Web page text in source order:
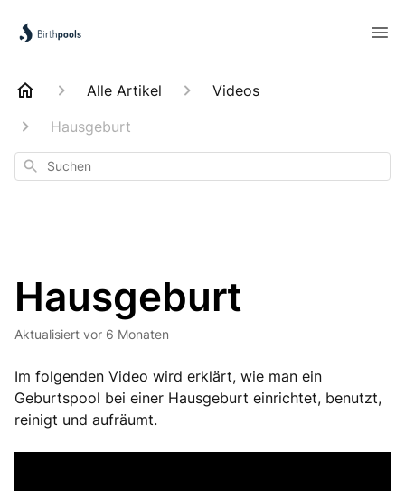
Alle Artikel
Videos
Hausgeburt
Suchen
Hausgeburt
Aktualisiert vor 6 Monaten
Im folgenden Video wird erklärt, wie man ein
Geburtspool bei einer Hausgeburt einrichtet, benutzt,
reinigt und aufräumt.